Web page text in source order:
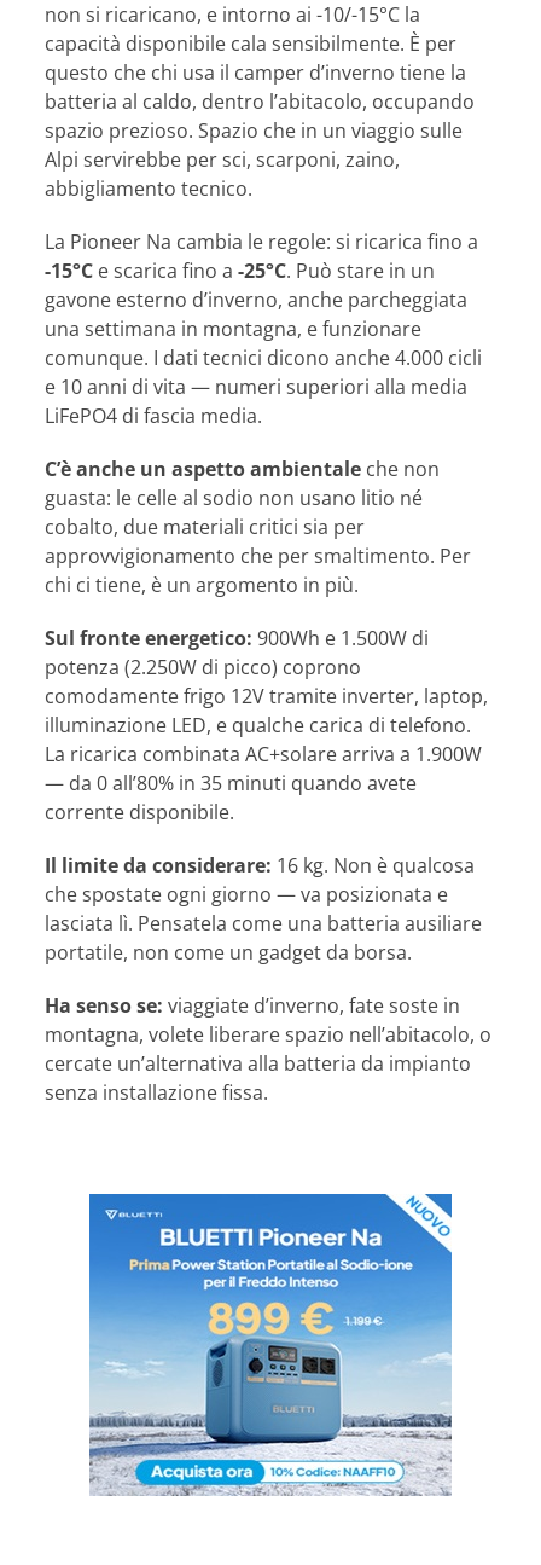
non si ricaricano, e intorno ai -10/-15°C la
capacità disponibile cala sensibilmente. È per
questo che chi usa il camper d’inverno tiene la
batteria al caldo, dentro l’abitacolo, occupando
spazio prezioso. Spazio che in un viaggio sulle
Alpi servirebbe per sci, scarponi, zaino,
abbigliamento tecnico.
La Pioneer Na cambia le regole: si ricarica fino a
-15°C e scarica fino a-25°C. Può stare in un
gavone esterno d’inverno, anche parcheggiata
una settimana in montagna, e funzionare
comunque. I dati tecnici dicono anche 4.000 cicli
e 10 anni di vita — numeri superiori alla media
LiFePO4 di fascia media.
C’è anche un aspetto ambientale che non
guasta: le celle al sodio non usano litio né
cobalto, due materiali critici sia per
approvvigionamento che per smaltimento. Per
chi ci tiene, è un argomento in più.
Sul fronte energetico: 900Wh e 1.500W di
potenza (2.250W di picco) coprono
comodamente frigo 12V tramite inverter, laptop,
illuminazione LED, e qualche carica di telefono.
La ricarica combinata AC+solare arriva a 1.900W
— da 0 all’80% in 35 minuti quando avete
corrente disponibile.
Il limite da considerare: 16 kg. Non è qualcosa
che spostate ogni giorno — va posizionata e
lasciata lì. Pensatela come una batteria ausiliare
portatile, non come un gadget da borsa.
Ha senso se: viaggiate d’inverno, fate soste in
montagna, volete liberare spazio nell’abitacolo, o
cercate un’alternativa alla batteria da impianto
senza installazione fissa.